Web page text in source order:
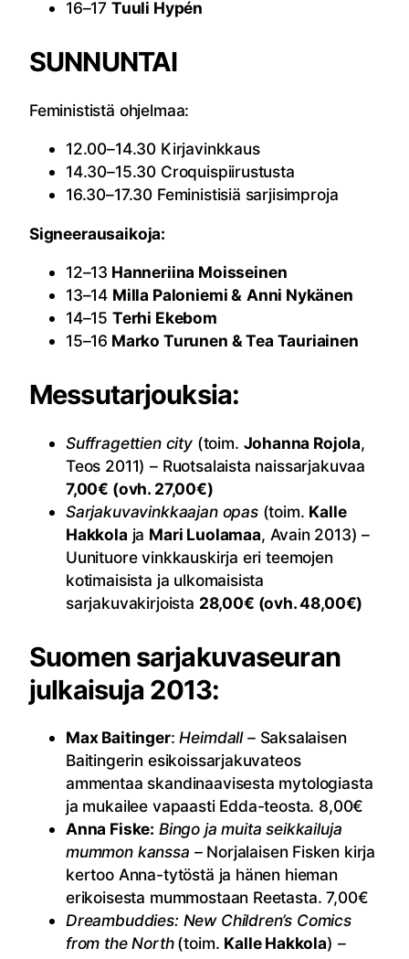
16–17 Tuuli Hypén
SUNNUNTAI
Feminististä ohjelmaa:
12.00–14.30 Kirjavinkkaus
14.30–15.30 Croquispiirustusta
16.30–17.30 Feministisiä sarjisimproja
Signeerausaikoja:
12–13 Hanneriina Moisseinen
13–14 Milla Paloniemi & Anni Nykänen
14–15 Terhi Ekebom
15–16 Marko Turunen & Tea Tauriainen
Messutarjouksia:
Suffragettien city(toim. Johanna Rojola,
Teos 2011) – Ruotsalaista naissarjakuvaa
7,00€ (ovh. 27,00€)
Sarjakuvavinkkaajan opas(toim. Kalle
Hakkola ja Mari Luolamaa, Avain 2013) –
Uunituore vinkkauskirja eri teemojen
kotimaisista ja ulkomaisista
sarjakuvakirjoista 28,00€ (ovh. 48,00€)
Suomen sarjakuvaseuran
julkaisuja 2013:
Max Baitinger:Heimdall – Saksalaisen
Baitingerin esikoissarjakuvateos
ammentaa skandinaavisesta mytologiasta
ja mukailee vapaasti Edda-teosta. 8,00€
Anna Fiske: Bingo ja muita seikkailuja
mummon kanssa – Norjalaisen Fisken kirja
kertoo Anna-tytöstä ja hänen hieman
erikoisesta mummostaan Reetasta. 7,00€
Dreambuddies: New Children’s Comics
from the North (toim. Kalle Hakkola) –